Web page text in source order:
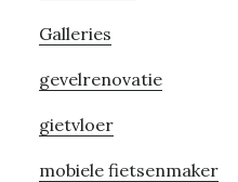
Galleries
gevelrenovatie
gietvloer
mobiele fietsenmaker